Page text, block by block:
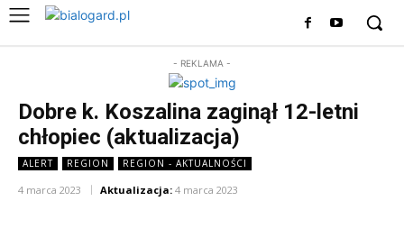
- REKLAMA -
Dobre k. Koszalina zaginął 12-letni
chłopiec (aktualizacja)
ALERT REGION REGION - AKTUALNOŚCI
4 marca 2023 Aktualizacja: 4 marca 2023